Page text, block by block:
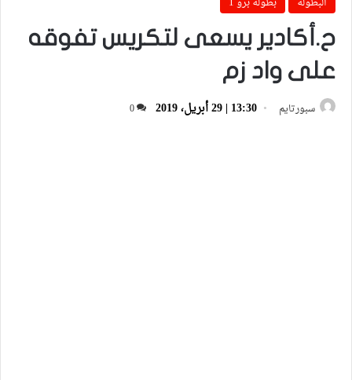
ح.أكادير يسعى لتكريس تفوقه
على واد زم
سبورتايم 13:30 | 29 أبريل، 2019 0